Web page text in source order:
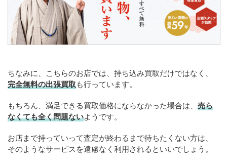
ちなみに、こちらのお店では、持ち込み買取だけではなく、
完全無料の出張買取も行っています。
もちろん、満足できる買取価格にならなかった場合は、 売ら
なくても全く問題ないようです。
お店まで持っていって査定が終わるまで待ちたくない方は、
そのようなサービスを遠慮なく利用されるといいでしょう。